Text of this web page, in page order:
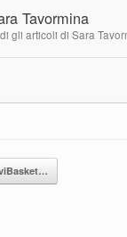
Tavormina
gli articoli di Sara